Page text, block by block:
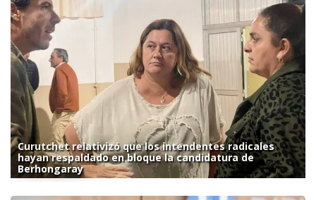
Curutchet relativizó que los intendentes radicales
hayan respaldado en bloque la candidatura de
Berhongaray